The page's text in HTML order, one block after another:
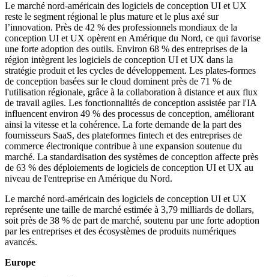
Le marché nord-américain des logiciels de conception UI et UX
reste le segment régional le plus mature et le plus axé sur
l’innovation. Près de 42 % des professionnels mondiaux de la
conception UI et UX opèrent en Amérique du Nord, ce qui favorise
une forte adoption des outils. Environ 68 % des entreprises de la
région intègrent les logiciels de conception UI et UX dans la
stratégie produit et les cycles de développement. Les plates-formes
de conception basées sur le cloud dominent près de 71 % de
l'utilisation régionale, grâce à la collaboration à distance et aux flux
de travail agiles. Les fonctionnalités de conception assistée par l'IA
influencent environ 49 % des processus de conception, améliorant
ainsi la vitesse et la cohérence. La forte demande de la part des
fournisseurs SaaS, des plateformes fintech et des entreprises de
commerce électronique contribue à une expansion soutenue du
marché. La standardisation des systèmes de conception affecte près
de 63 % des déploiements de logiciels de conception UI et UX au
niveau de l'entreprise en Amérique du Nord.
Le marché nord-américain des logiciels de conception UI et UX
représente une taille de marché estimée à 3,79 milliards de dollars,
soit près de 38 % de part de marché, soutenu par une forte adoption
par les entreprises et des écosystèmes de produits numériques
avancés.
Europe